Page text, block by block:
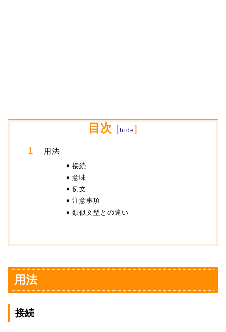
目次 [hide]
用法
接続
意味
例文
注意事項
類似文型との違い
用法
接続